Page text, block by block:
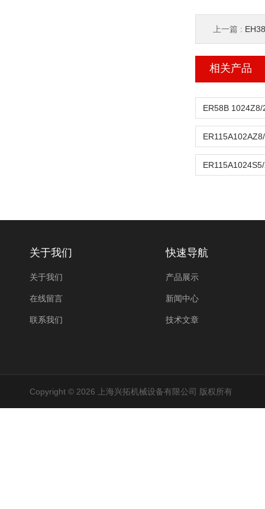
上一篇 :
相关产品
关于我们
关于我们
在线留言
联系我们
快速导航
产品展示
新闻中心
技术文章
Copyright © 2026 上海兴拓机械设备有限公司 版权所有